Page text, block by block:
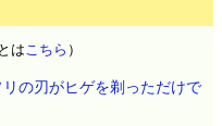
はこちら ）
の刃がヒゲを剃っただけで